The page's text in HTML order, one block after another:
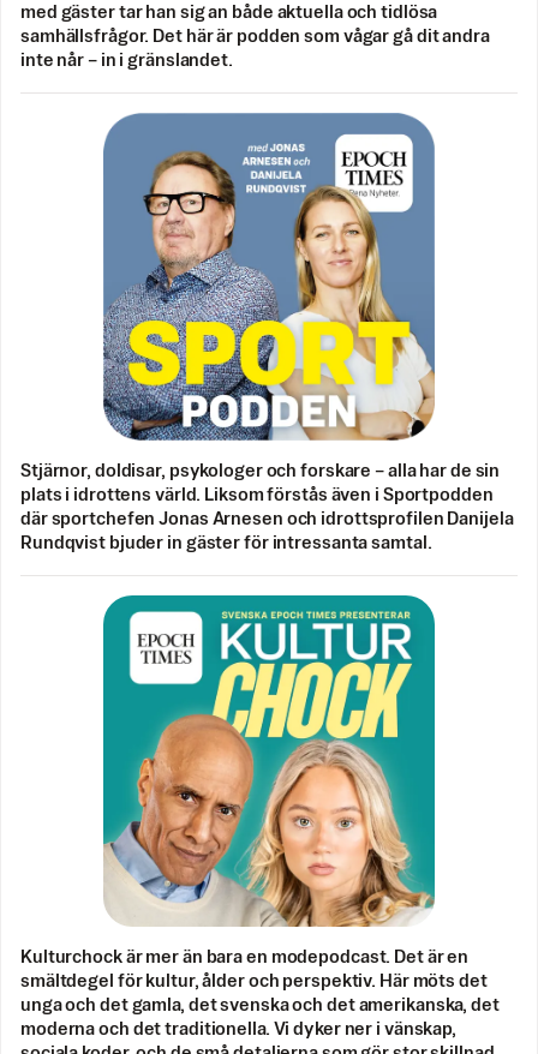
med gäster tar han sig an både aktuella och tidlösa
samhällsfrågor. Det här är podden som vågar gå dit andra
inte når – in i gränslandet.
Stjärnor, doldisar, psykologer och forskare – alla har de sin
plats i idrottens värld. Liksom förstås även i Sportpodden
där sportchefen Jonas Arnesen och idrottsprofilen Danijela
Rundqvist bjuder in gäster för intressanta samtal.
Kulturchock är mer än bara en modepodcast. Det är en
smältdegel för kultur, ålder och perspektiv. Här möts det
unga och det gamla, det svenska och det amerikanska, det
moderna och det traditionella. Vi dyker ner i vänskap,